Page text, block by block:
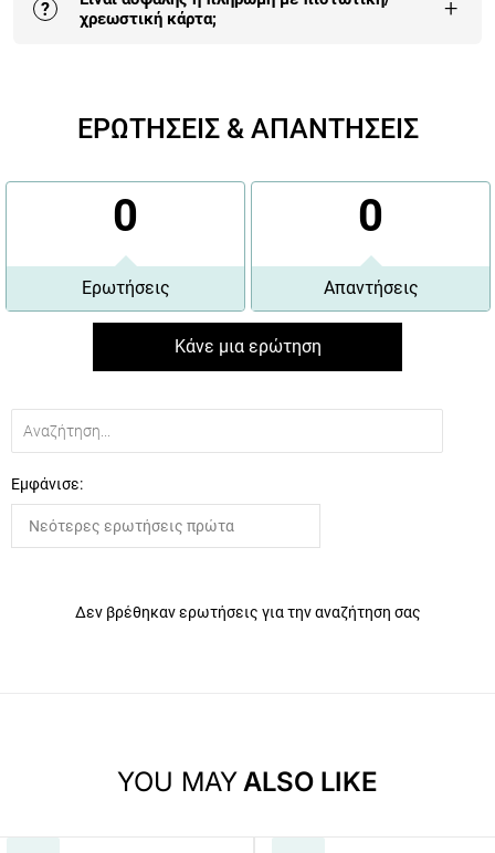
?
χρεωστική κάρτα;
+
εγγυημένη και έχει τα περισσότερα οφέλη.
ΕΡΩΤΗΣΕΙΣ & ΑΠΑΝΤΗΣΕΙΣ
0
Ερωτήσεις
0
Απαντήσεις
Κάνε μια ερώτηση
Εμφάνισε:
Δεν βρέθηκαν ερωτήσεις για την αναζήτηση σας
YOU MAYALSO LIKE